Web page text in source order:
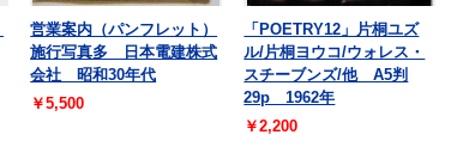
営業案内（パンフレット）
施行写真多 日本電建株式
会社 昭和30年代
￥5,500
「POETRY12」片桐ユズ
ル/片桐ヨウコ/ウォレス・
スチーブンズ/他 A5判
29p 1962年
￥2,200